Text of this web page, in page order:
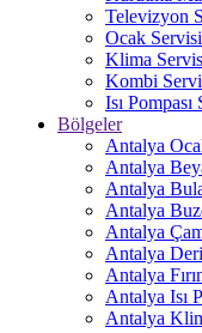
Televizyon
Ocak Servisi
Klima
Kombi
Isı Pompası
Bölgeler
Antalya
Antalya
Antalya
Antalya
Antalya
Antalya
Antalya
Antalya Isı
Antalya